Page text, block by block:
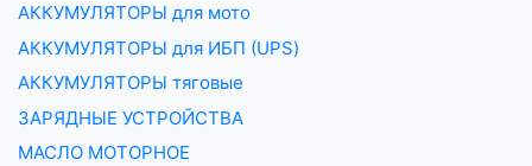
АККУМУЛЯТОРЫ для мото
АККУМУЛЯТОРЫ для ИБП (UPS)
АККУМУЛЯТОРЫ тяговые
ЗАРЯДНЫЕ УСТРОЙСТВА
МАСЛО МОТОРНОЕ